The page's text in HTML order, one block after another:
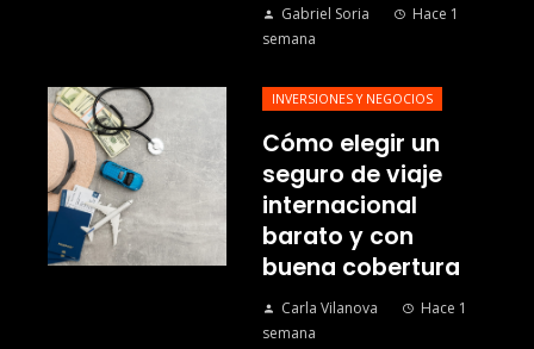
Gabriel Soria
Hace 1
semana
INVERSIONES Y NEGOCIOS
Cómo elegir un
seguro de viaje
internacional
barato y con
buena cobertura
Carla Vilanova
Hace 1
semana